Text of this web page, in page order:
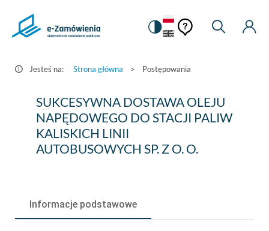
Postępowania
Zamówienia.gov.pl
Zmiana
na
kontrastową
Pomoc
kontekstowa
Pomoc
Moje
Jesteś na: Strona główna > Postępowania
SUKCESYWNA
DOSTAWA
OLEJU
NAPĘDOWEGO
STACJI
PALIW
SUKCESYWNA DOSTAWA OLEJU
NAPĘDOWEGO DO STACJI PALIW
KALISKICH LINII
AUTOBUSOWYCH SP. Z O. O.
Informacje podstawowe